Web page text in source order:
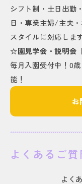
シフト制・土日出勤
日・専業主婦/主夫
スタイルに対応しま
☆園見学会・説明会
毎月入園受付中！0
能！
お
よくあるご質
よく